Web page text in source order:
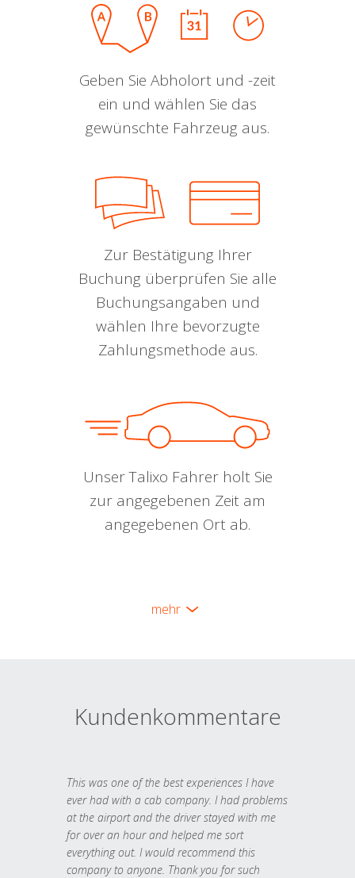
Geben Sie Abholort und -zeit
ein und wählen Sie das
gewünschte Fahrzeug aus.
Zur Bestätigung Ihrer
Buchung überprüfen Sie alle
Buchungsangaben und
wählen Ihre bevorzugte
Zahlungsmethode aus.
Unser Talixo Fahrer holt Sie
zur angegebenen Zeit am
angegebenen Ort ab.
mehr
Kundenkommentare
This was one of the best experiences I have
ever had with a cab company. I had problems
at the airport and the driver stayed with me
for over an hour and helped me sort
everything out. I would recommend this
company to anyone. Thank you for such